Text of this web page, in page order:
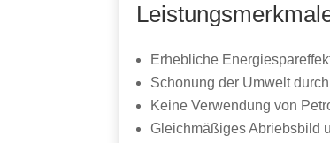
Erhebliche
Schonung der Umwelt
Keine Verwendung von
Gleichmäßiges Abriebsbild